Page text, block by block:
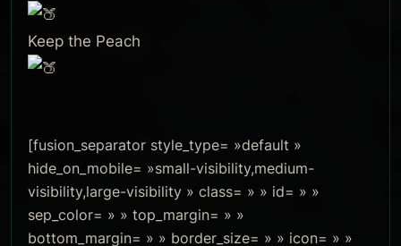
Keep the Peach
[fusion_separator style_type= »default »
hide_on_mobile= »small-visibility,medium-
visibility,large-visibility » class= » » id= » »
sep_color= » » top_margin= » »
bottom_margin= » » border_size= » » icon= » »